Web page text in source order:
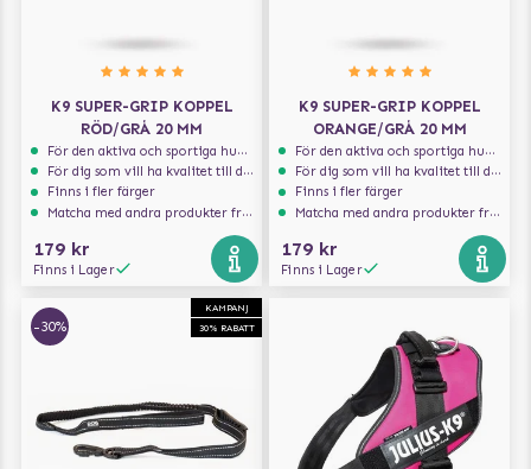
K9 SUPER-GRIP KOPPEL
RÖD/GRÅ 20 MM
För den aktiva och sportiga hunden
För dig som vill ha kvalitet till din hund!
Finns i fler färger
Matcha med andra produkter från Julius-K9
179 kr
Finns i Lager
K9 SUPER-GRIP KOPPEL
ORANGE/GRÅ 20 MM
För den aktiva och sportiga hunden
För dig som vill ha kvalitet till din hund!
Finns i fler färger
Matcha med andra produkter från Julius-K9
179 kr
Finns i Lager
KAMPANJ
30% RABATT
-30%